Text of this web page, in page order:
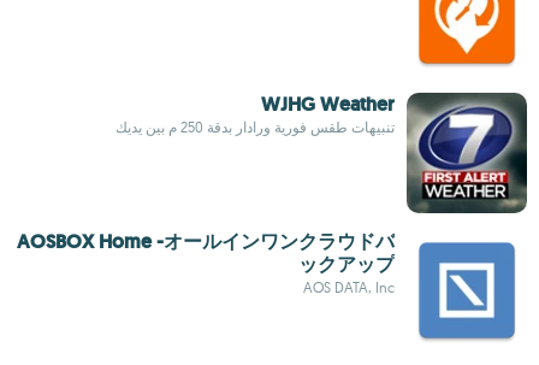
WJHG Weather
تنبيهات طقس فورية ورادار بدقة 250 م بين يديك
AOSBOX Home -オールインワンクラウドバ
ックアップ
AOS DATA, Inc